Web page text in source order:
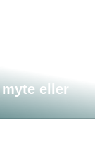
myte eller